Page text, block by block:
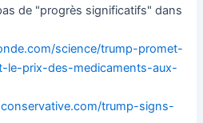
de "progrès significatifs" dans
science/trump-promet-
le-prix-des-medicaments-aux-
trump-signs-